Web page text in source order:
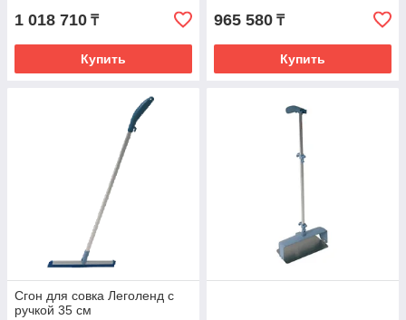
и столовых приборов, салфетки-губки с
повышенным впитыванием и абсорбированием
влаги.
1 018 710 ₸
Купить
965 580 ₸
Купить
Сгон для совка Леголенд с
ручкой 35 см